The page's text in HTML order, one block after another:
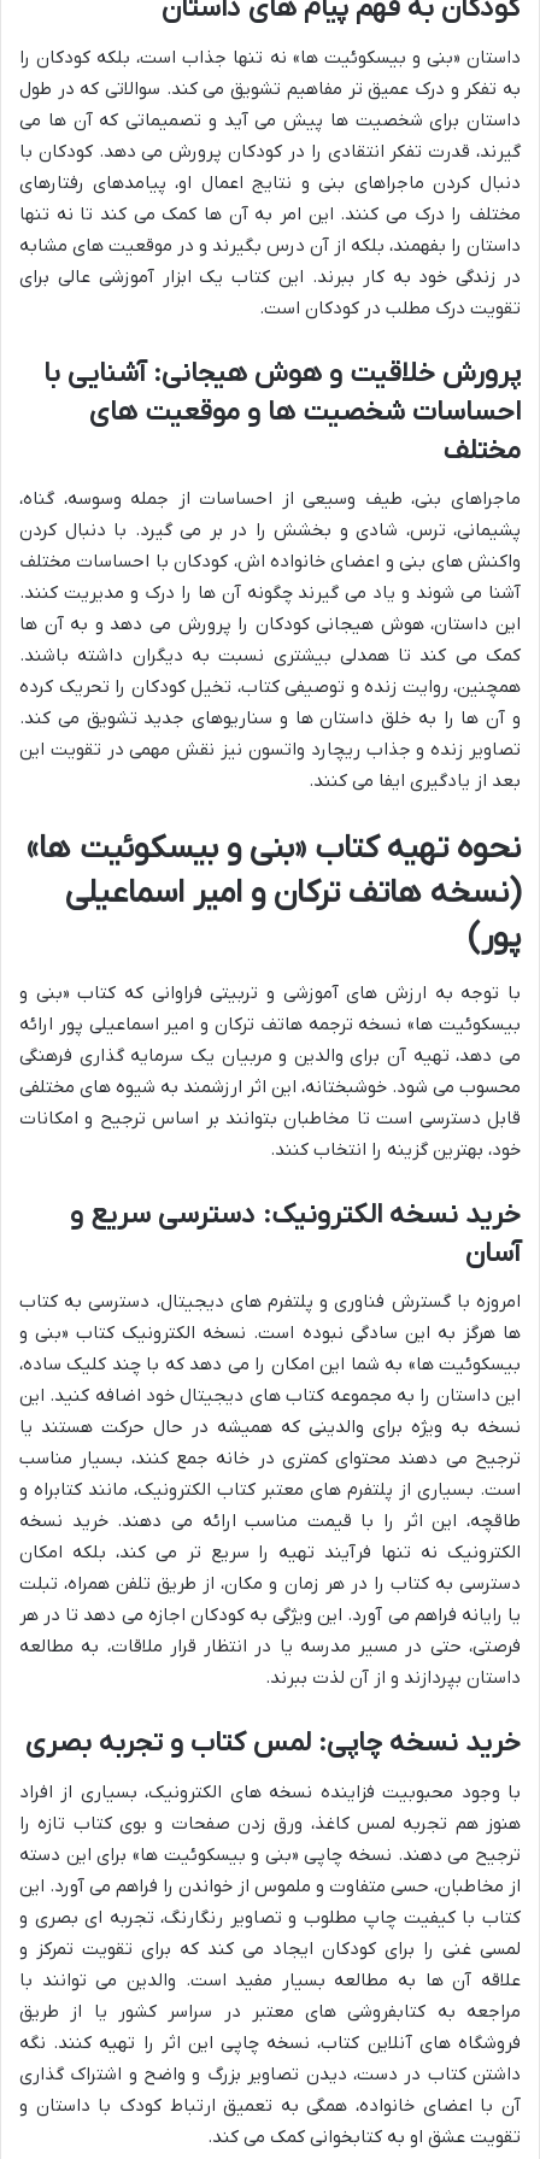
کودکان به فهم پیام های داستان
داستان «بنی و بیسکوئیت ها» نه تنها جذاب است، بلکه کودکان را
به تفکر و درک عمیق تر مفاهیم تشویق می کند. سوالاتی که در طول
داستان برای شخصیت ها پیش می آید و تصمیماتی که آن ها می
گیرند، قدرت تفکر انتقادی را در کودکان پرورش می دهد. کودکان با
دنبال کردن ماجراهای بنی و نتایج اعمال او، پیامدهای رفتارهای
مختلف را درک می کنند. این امر به آن ها کمک می کند تا نه تنها
داستان را بفهمند، بلکه از آن درس بگیرند و در موقعیت های مشابه
در زندگی خود به کار ببرند. این کتاب یک ابزار آموزشی عالی برای
تقویت درک مطلب در کودکان است.
پرورش خلاقیت و هوش هیجانی: آشنایی با
احساسات شخصیت ها و موقعیت های
مختلف
ماجراهای بنی، طیف وسیعی از احساسات از جمله وسوسه، گناه،
پشیمانی، ترس، شادی و بخشش را در بر می گیرد. با دنبال کردن
واکنش های بنی و اعضای خانواده اش، کودکان با احساسات مختلف
آشنا می شوند و یاد می گیرند چگونه آن ها را درک و مدیریت کنند.
این داستان، هوش هیجانی کودکان را پرورش می دهد و به آن ها
کمک می کند تا همدلی بیشتری نسبت به دیگران داشته باشند.
همچنین، روایت زنده و توصیفی کتاب، تخیل کودکان را تحریک کرده
و آن ها را به خلق داستان ها و سناریوهای جدید تشویق می کند.
تصاویر زنده و جذاب ریچارد واتسون نیز نقش مهمی در تقویت این
بعد از یادگیری ایفا می کنند.
نحوه تهیه کتاب «بنی و بیسکوئیت ها»
(نسخه هاتف ترکان و امیر اسماعیلی
پور)
با توجه به ارزش های آموزشی و تربیتی فراوانی که کتاب «بنی و
بیسکوئیت ها» نسخه ترجمه هاتف ترکان و امیر اسماعیلی پور ارائه
می دهد، تهیه آن برای والدین و مربیان یک سرمایه گذاری فرهنگی
محسوب می شود. خوشبختانه، این اثر ارزشمند به شیوه های مختلفی
قابل دسترسی است تا مخاطبان بتوانند بر اساس ترجیح و امکانات
خود، بهترین گزینه را انتخاب کنند.
خرید نسخه الکترونیک: دسترسی سریع و
آسان
امروزه با گسترش فناوری و پلتفرم های دیجیتال، دسترسی به کتاب
ها هرگز به این سادگی نبوده است. نسخه الکترونیک کتاب «بنی و
بیسکوئیت ها» به شما این امکان را می دهد که با چند کلیک ساده،
این داستان را به مجموعه کتاب های دیجیتال خود اضافه کنید. این
نسخه به ویژه برای والدینی که همیشه در حال حرکت هستند یا
ترجیح می دهند محتوای کمتری در خانه جمع کنند، بسیار مناسب
است. بسیاری از پلتفرم های معتبر کتاب الکترونیک، مانند کتابراه و
طاقچه، این اثر را با قیمت مناسب ارائه می دهند. خرید نسخه
الکترونیک نه تنها فرآیند تهیه را سریع تر می کند، بلکه امکان
دسترسی به کتاب را در هر زمان و مکان، از طریق تلفن همراه، تبلت
یا رایانه فراهم می آورد. این ویژگی به کودکان اجازه می دهد تا در هر
فرصتی، حتی در مسیر مدرسه یا در انتظار قرار ملاقات، به مطالعه
داستان بپردازند و از آن لذت ببرند.
خرید نسخه چاپی: لمس کتاب و تجربه بصری
با وجود محبوبیت فزاینده نسخه های الکترونیک، بسیاری از افراد
هنوز هم تجربه لمس کاغذ، ورق زدن صفحات و بوی کتاب تازه را
ترجیح می دهند. نسخه چاپی «بنی و بیسکوئیت ها» برای این دسته
از مخاطبان، حسی متفاوت و ملموس از خواندن را فراهم می آورد. این
کتاب با کیفیت چاپ مطلوب و تصاویر رنگارنگ، تجربه ای بصری و
لمسی غنی را برای کودکان ایجاد می کند که برای تقویت تمرکز و
علاقه آن ها به مطالعه بسیار مفید است. والدین می توانند با
مراجعه به کتابفروشی های معتبر در سراسر کشور یا از طریق
فروشگاه های آنلاین کتاب، نسخه چاپی این اثر را تهیه کنند. نگه
داشتن کتاب در دست، دیدن تصاویر بزرگ و واضح و اشتراک گذاری
آن با اعضای خانواده، همگی به تعمیق ارتباط کودک با داستان و
تقویت عشق او به کتابخوانی کمک می کند.